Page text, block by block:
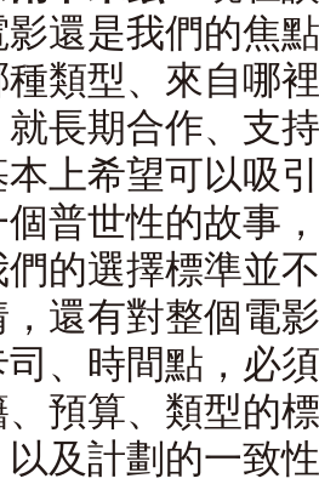
還是我們的焦
類型、來自哪
長期合作、支
上希望可以吸
普世性的故事
們的選擇標準並
，還有對整個電
、時間點，必
預算、類型的
及計劃的一致